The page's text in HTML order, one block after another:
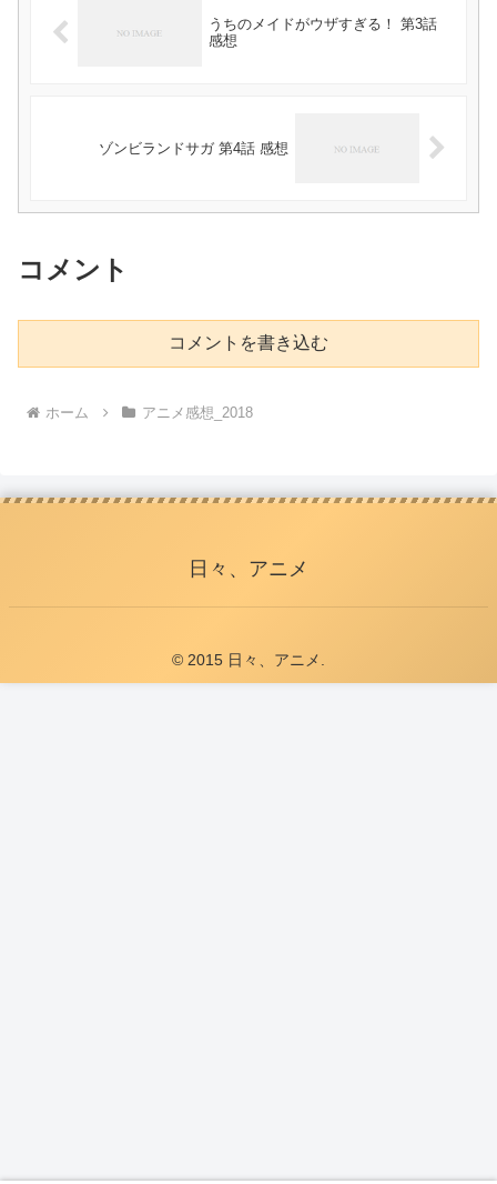
うちのメイドがウザすぎる！ 第3話
感想
ゾンビランドサガ 第4話 感想
コメント
コメントを書き込む
ホーム アニメ感想_2018
日々、アニメ
© 2015 日々、アニメ.